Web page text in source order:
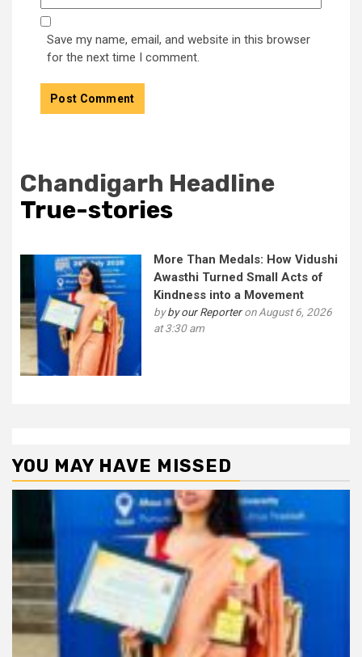
Save my name, email, and website in this browser
for the next time I comment.
Chandigarh Headline
True-stories
More Than Medals: How Vidushi
Awasthi Turned Small Acts of
Kindness into a Movement
byby our Reporteron August 6, 2026
at 3:30 am
YOU MAY HAVE MISSED